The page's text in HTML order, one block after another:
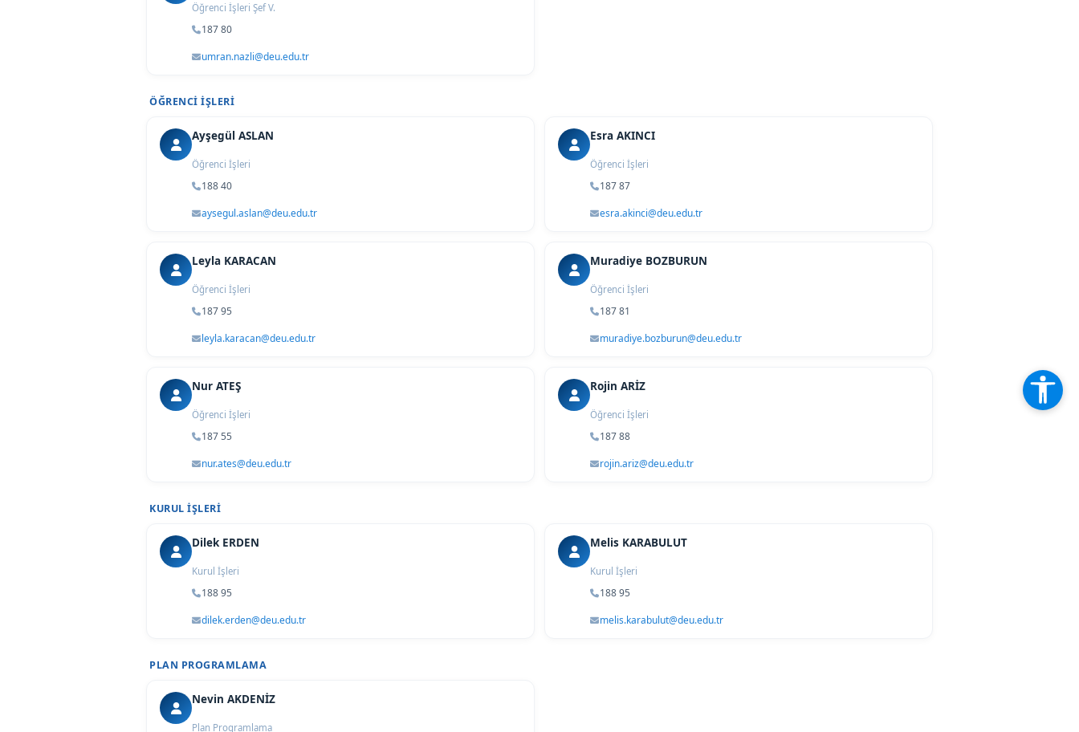
Öğrenci İşleri Şef V.
187 80
umran.nazli@deu.edu.tr
ÖĞRENCI İŞLERI
Ayşegül ASLAN
Öğrenci İşleri
188 40
aysegul.aslan@deu.edu.tr
Esra AKINCI
Öğrenci İşleri
187 87
esra.akinci@deu.edu.tr
Leyla KARACAN
Öğrenci İşleri
187 95
leyla.karacan@deu.edu.tr
Muradiye BOZBURUN
Öğrenci İşleri
187 81
muradiye.bozburun@deu.edu.tr
Nur ATEŞ
Öğrenci İşleri
187 55
nur.ates@deu.edu.tr
Rojin ARİZ
Öğrenci İşleri
187 88
rojin.ariz@deu.edu.tr
KURUL İŞLERI
Dilek ERDEN
Kurul İşleri
188 95
dilek.erden@deu.edu.tr
Melis KARABULUT
Kurul İşleri
188 95
melis.karabulut@deu.edu.tr
PLAN PROGRAMLAMA
Nevin AKDENİZ
Plan Programlama